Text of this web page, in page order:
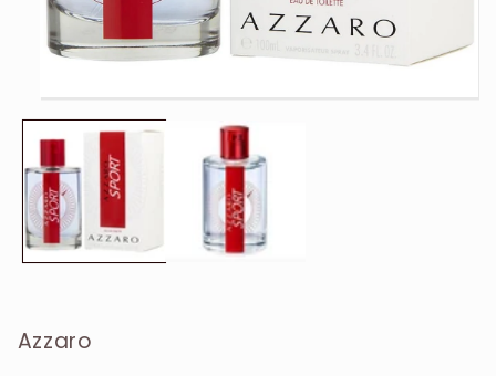
le
média
dans
une
fenêtre
modale
Azzaro